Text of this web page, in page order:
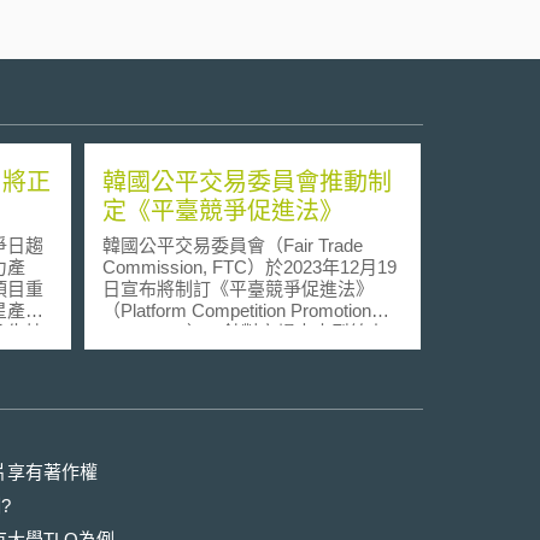
正
趨
產
目重
產業
技
通訊
位
機器
、新
數
；這
韓國公平交易委員會推動制
定《平臺競爭促進法》
韓國公平交易委員會（Fair Trade
Commission, FTC）於2023年12月19
日宣布將制訂《平臺競爭促進法》
（Platform Competition Promotion
Act, PCPA），針對市場中大型線上
平臺業者，提前認定為具有市場主導
條件，認定平臺業者是否具有市場主
享有著作權